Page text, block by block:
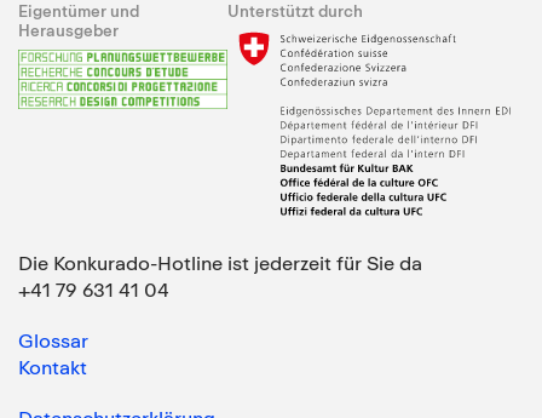
Eigentümer und
Herausgeber
Unterstützt durch
Die Konkurado-Hotline ist jederzeit für Sie da
+41 79 631 41 04
Glossar
Kontakt